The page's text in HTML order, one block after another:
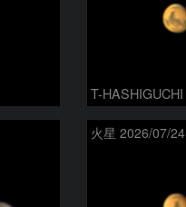
T-HASHIGUCHI
火星 2026/07/24